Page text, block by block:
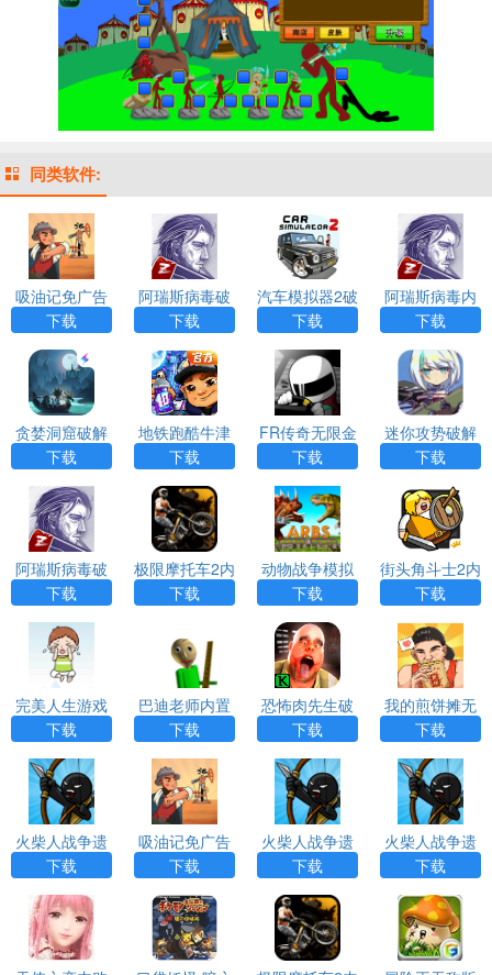
同类软件:
吸油记免广告
版无限钞票破
解版游戏
下载
阿瑞斯病毒破
解版内置作弊
菜单2023最新
版
下载
汽车模拟器2破
解版解锁全部
车辆2023最新
版下载安装
（Car Simulat
or 2）
下载
阿瑞斯病毒内
置作弊菜单免
登录下载自带
枪械
下载
贪婪洞窟破解
版内购破解版
免登陆内置菜
单
下载
地铁跑酷牛津
内购版内置菜
单
下载
FR传奇无限金
币版汉化版
（FR Legend
s）app
下载
迷你攻势破解
版内置菜单
下载
阿瑞斯病毒破
解版内置菜单
下载
下载
极限摩托车2内
购版（TrialX
2）游戏APP下
载
下载
动物战争模拟
器国际服内置
菜单最新版
（Animal Rev
olt Battle Simu
lator）
下载
街头角斗士2内
置菜单破解版2
023最新版下
载
下载
完美人生游戏
破解版免广告a
pp下载
下载
巴迪老师内置
修改器中文版
下载
恐怖肉先生破
解版内置菜单
MOD免广告
（Mr Meat）
下载
我的煎饼摊无
广告破解版下
载
下载
火柴人战争遗
产修改器版ap
p下载
下载
吸油记免广告
版无限钞票破
解版
下载
火柴人战争遗
产树叶魔改版a
pp
下载
火柴人战争遗
产999钻石魔
改版app下载
下载